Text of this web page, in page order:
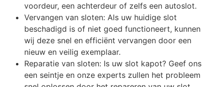
voordeur, een achterdeur of zelfs een autoslot.
Vervangen van sloten: Als uw huidige slot
beschadigd is of niet goed functioneert, kunnen
wij deze snel en efficiënt vervangen door een
nieuw en veilig exemplaar.
Reparatie van sloten: Is uw slot kapot? Geef ons
een seintje en onze experts zullen het probleem